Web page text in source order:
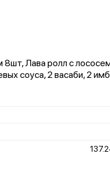
Лава ролл с
соуса, 2 васаби, 2